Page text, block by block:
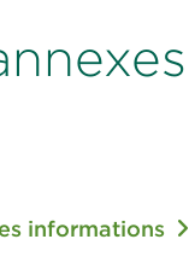
informations